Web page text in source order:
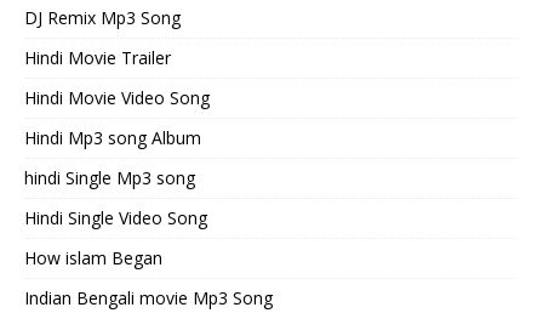
DJ Remix Mp3 Song
Hindi Movie Trailer
Hindi Movie Video Song
Hindi Mp3 song Album
hindi Single Mp3 song
Hindi Single Video Song
How islam Began
Indian Bengali movie Mp3 Song